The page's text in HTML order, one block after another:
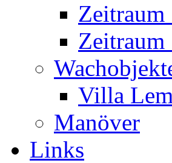
Zeitraum
Zeitraum
Villa
Manöver
Links